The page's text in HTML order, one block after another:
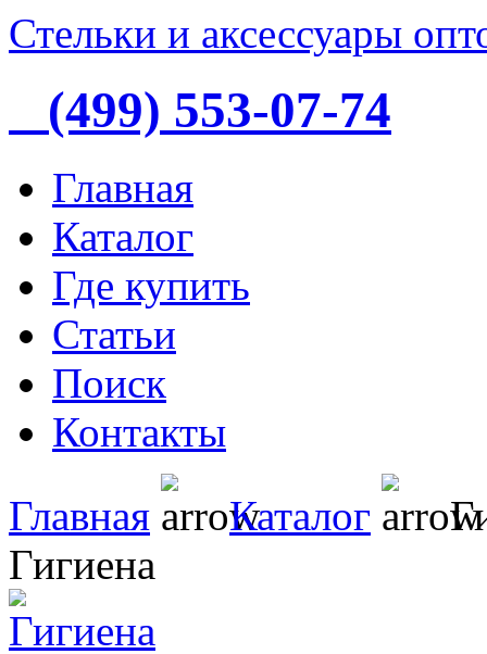
Стельки и аксессуары
(499) 553-07-74
Главная
Каталог
Где купить
Статьи
Поиск
Контакты
Главная
Каталог
Гигиена